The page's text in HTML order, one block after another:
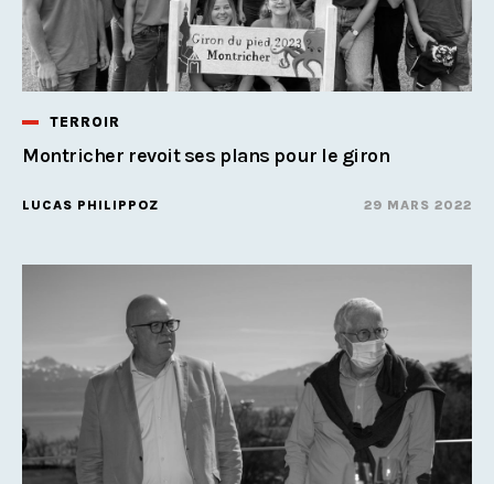
TERROIR
Montricher revoit ses plans pour le giron
LUCAS PHILIPPOZ 29 MARS 2022